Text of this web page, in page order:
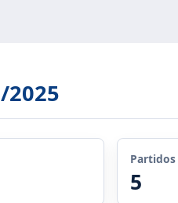
2025
Partidos
5